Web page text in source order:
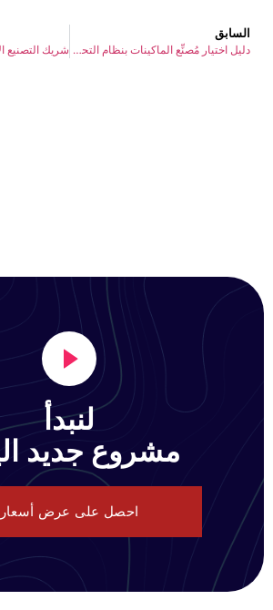
السابق
دليل اختيار مُصنِّع الماكينات بنظام التحكم الرقمي
لنبدأ
مشروع جديد
احصل على عرض أسعار